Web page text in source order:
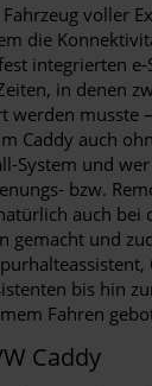
voller
die
integrierten e-
in denen
werden musste
Caddy auch
System und
bzw.
auch bei
gemacht und
bis hin
Fahren
Caddy